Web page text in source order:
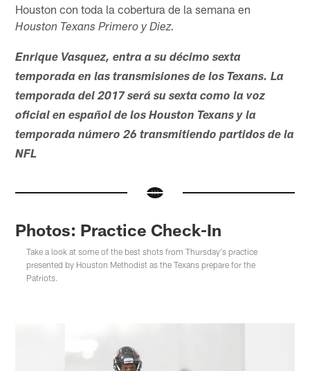
Houston con toda la cobertura de la semana en
Houston Texans Primero y Diez.
Enrique Vasquez, entra a su décimo sexta
temporada en las transmisiones de los Texans. La
temporada del 2017 será su sexta como la voz
oficial en español de los Houston Texans y la
temporada número 26 transmitiendo partidos de la
NFL
Photos: Practice Check-In
Take a look at some of the best shots from Thursday's practice
presented by Houston Methodist as the Texans prepare for the
Patriots.